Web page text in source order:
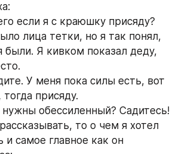
если я с краюшку присяду?
лица тетки, но я так понял,
были. Я кивком показал деду,
У меня пока силы есть, вот
тогда присяду.
обессиленный? Садитесь!
то о чем я хотел
и самое главное как он